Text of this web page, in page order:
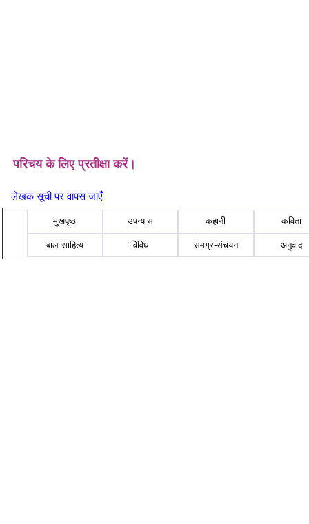
परिचय के लिए प्रतीक्षा करें।
लेखक सूची पर वापस जाएँ
मुखपृष्ठ उपन्यास कहानी कविता
बाल साहित्य विविध समग्र-संचयन अनुवाद